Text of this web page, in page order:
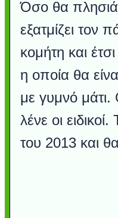
Όσο θα
εξατμίζει τον
κομήτη και
η οποία θα
με γυμνό μάτι.
λένε οι
του 2013 και